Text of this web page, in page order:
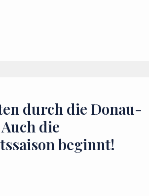
durch die Donau-
die
beginnt!